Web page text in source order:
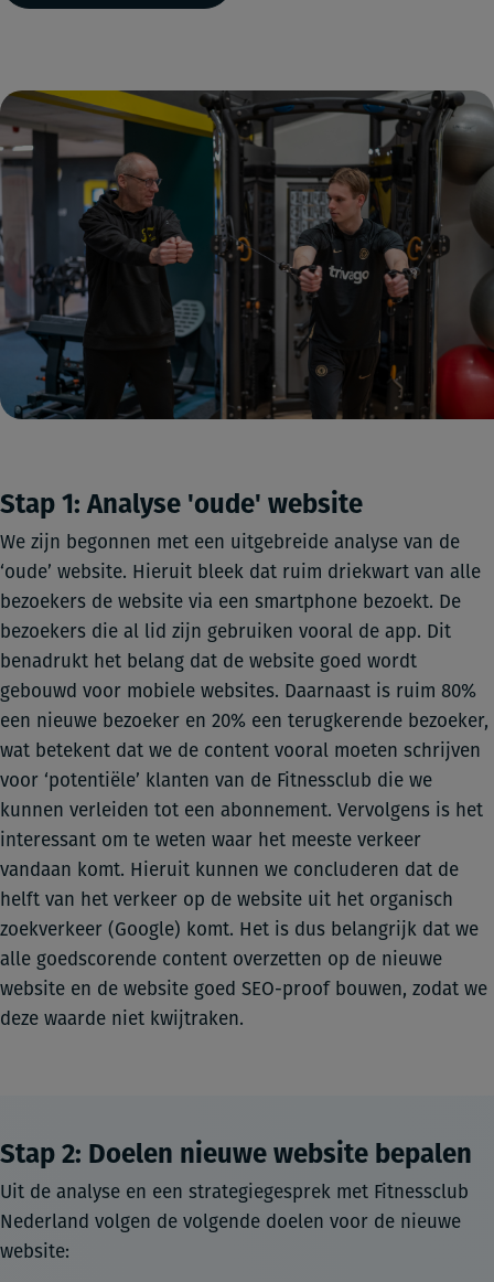
Stap 1: Analyse 'oude' website
We zijn begonnen met een uitgebreide analyse van de
‘oude’ website. Hieruit bleek dat ruim driekwart van alle
bezoekers de website via een smartphone bezoekt. De
bezoekers die al lid zijn gebruiken vooral de app. Dit
benadrukt het belang dat de website goed wordt
gebouwd voor mobiele websites. Daarnaast is ruim 80%
een nieuwe bezoeker en 20% een terugkerende bezoeker,
wat betekent dat we de content vooral moeten schrijven
voor ‘potentiële’ klanten van de Fitnessclub die we
kunnen verleiden tot een abonnement. Vervolgens is het
interessant om te weten waar het meeste verkeer
vandaan komt. Hieruit kunnen we concluderen dat de
helft van het verkeer op de website uit het organisch
zoekverkeer (Google) komt. Het is dus belangrijk dat we
alle goedscorende content overzetten op de nieuwe
website en de website goed SEO-proof bouwen, zodat we
deze waarde niet kwijtraken.
Stap 2: Doelen nieuwe website bepalen
Uit de analyse en een strategiegesprek met Fitnessclub
Nederland volgen de volgende doelen voor de nieuwe
website: